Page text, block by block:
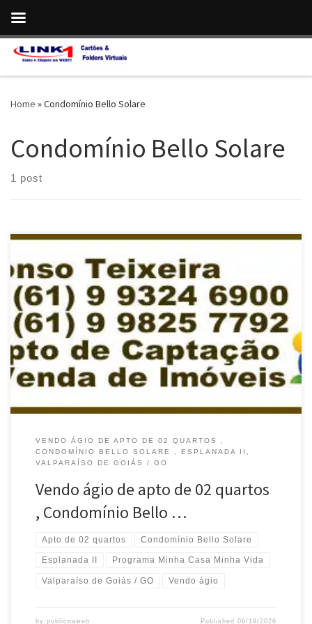
Skip to content
Home »Condomínio Bello Solare
Condomínio Bello Solare
1 post
Vendo ágio apto de 02 quartos , Condomínio Bello Solare ,
Esplanada II , Valparaíso de Goiás / GO Vende apto , único dono ,
sem débitos , Nascente , 46mts , desocupado com planejados na
cozinha Apto próximo a Mercados , Farmácia , Escolas e Creches ,
Igreja , […]
VENDO ÁGIO DE APTO DE 02 QUARTOS ,
CONDOMÍNIO BELLO SOLARE , ESPLANADA II,
VALPARAÍSO DE GOIÁS / GO
Vendo ágio de apto de 02 quartos
, Condomínio Bello …
Apto de 02 quartos Condomínio Bello Solare
Esplanada II Programa Minha Casa Minha Vida
Valparaíso de Goiás / GO Vendo ágio
by publicnaweb Published06/19/2026